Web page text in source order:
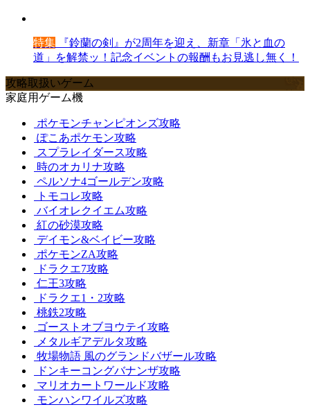
特集 『鈴蘭の剣』が2周年を迎え、新章「氷と血の
道」を解禁ッ！記念イベントの報酬もお見逃し無く！
攻略取扱いゲーム
家庭用ゲーム機
ポケモンチャンピオンズ攻略
ぽこあポケモン攻略
スプラレイダース攻略
時のオカリナ攻略
ペルソナ4ゴールデン攻略
トモコレ攻略
バイオレクイエム攻略
紅の砂漠攻略
デイモン&ベイビー攻略
ポケモンZA攻略
ドラクエ7攻略
仁王3攻略
ドラクエ1・2攻略
桃鉄2攻略
ゴーストオブヨウテイ攻略
メタルギアデルタ攻略
牧場物語 風のグランドバザール攻略
ドンキーコングバナンザ攻略
マリオカートワールド攻略
モンハンワイルズ攻略